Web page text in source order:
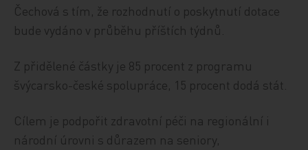
Čechová s tím, že rozhodnutí o poskytnutí dotace
bude vydáno v průběhu příštích týdnů.
Z přidělené částky je 85 procent z programu
švýcarsko-české spolupráce, 15 procent dodá stát.
Cílem je podpořit zdravotní péči na regionální i
národní úrovni s důrazem na seniory,